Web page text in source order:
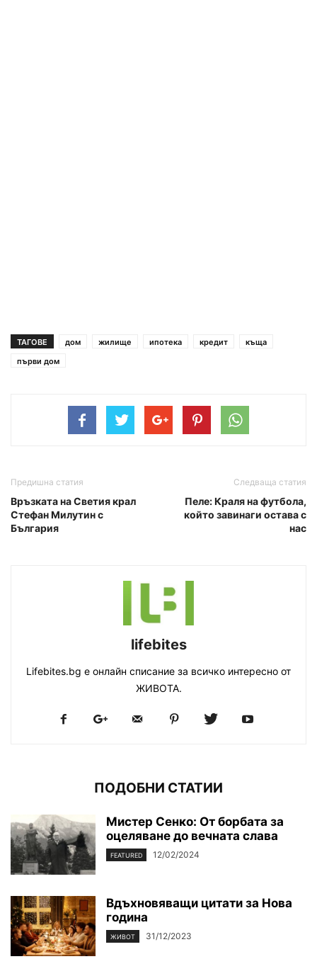
ТАГОВЕ дом жилище ипотека кредит
къща
първи дом
Предишна статия
Връзката на Светия крал
Стефан Милутин с
България
Следваща статия
Пеле: Краля на футбола,
който завинаги остава с
нас
lifebites
Lifebites.bg е онлайн списание за всичко интересно от
ЖИВОТА.
ПОДОБНИ СТАТИИ
Мистер Сенко: От борбата за
оцеляване до вечната слава
FEATURED 12/02/2024
Вдъхновяващи цитати за Нова
година
ЖИВОТ 31/12/2023